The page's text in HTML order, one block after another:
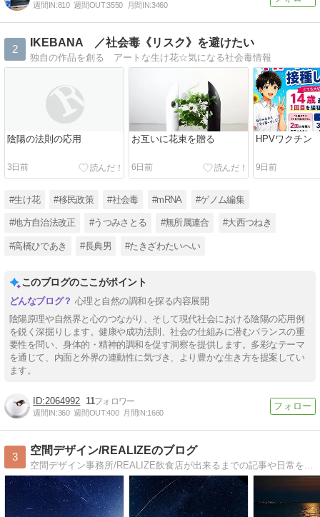
週間IN:810 週間OUT:3550 月間IN:3460
2
IKEBANA ／社会毒《リスク》を避けたい
独自の作品を創る アートな生け花☆気になる社会毒情報
陰陽の法則の応用
3日前
お互いに花束を贈る
6日前
HPVワクチン
9日前
#生け花 #移民政策 #社会毒 #mRNA #ゲノム編集
#地方自治法改正 #うつみさとる #無所属連合 #大西つねき
#高橋ひであき #長典男 #たきざわたいへい
このブログのここがポイント
心理と自然の調和を探る内容展開
陰陽原理や自然界と心のつながり、そして現代社会における陰陽の応用例
を鋭く深掘りします。健康や成功法則、社会の仕組みに潜むバランスの重
要性を問い、身体的・精神的調和を促す洞察を提供します。多彩なテーマ
を通じて、内面と外界の連動性に気づき、より豊かな生き方を提案してい
ます。
2064992 11
週間IN:360 週間OUT:400 月間IN:1660
3
空間デザイン/REALIZEのブログ
空間デザイン事務所/REALIZE飲食店が出来るまでの記事や日常を マイペースでアップしたいと思います。